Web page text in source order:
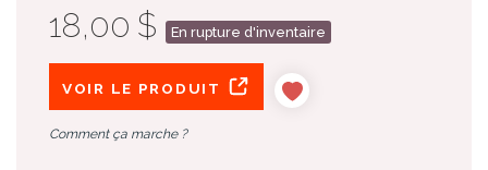
18,00 $ En rupture d'inventaire
VOIR LE PRODUIT
Comment ça marche ?